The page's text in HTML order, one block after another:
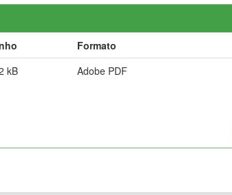
Formato
kB Adobe PDF